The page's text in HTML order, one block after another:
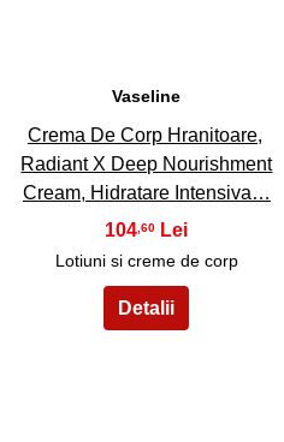
Vaseline
Crema De Corp Hranitoare,
Radiant X Deep Nourishment
Cream, Hidratare Intensiva…
104 ,60
Lotiuni si creme de corp